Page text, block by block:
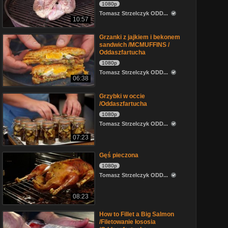
10:57
1080p
Tomasz Strzelczyk ODD...
06:38
Grzanki z jajkiem i bekonem
sandwich /MCMUFFINS /
Oddaszfartucha
1080p
Tomasz Strzelczyk ODD...
07:23
Grzybki w occie
/Oddaszfartucha
1080p
Tomasz Strzelczyk ODD...
08:23
Gęś pieczona
1080p
Tomasz Strzelczyk ODD...
How to Fillet a Big Salmon
/Filetowanie łososia